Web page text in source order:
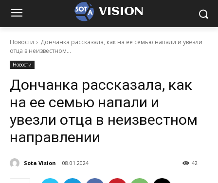
VISION
Новости
Дончанка рассказала, как на ее семью напали и увезли
отца в неизвестном...
Новости
Дончанка рассказала, как
на ее семью напали и
увезли отца в неизвестном
направлении
Sota Vision 08.01.2024 42